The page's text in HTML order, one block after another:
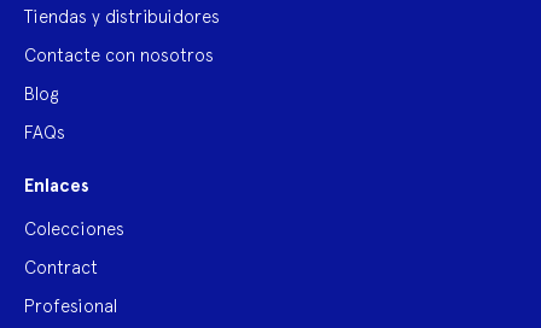
Tiendas y distribuidores
Contacte con nosotros
Blog
FAQs
Enlaces
Colecciones
Contract
Profesional